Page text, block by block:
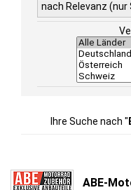
nach Relevanz
Ihre Suche nach "
ABE-